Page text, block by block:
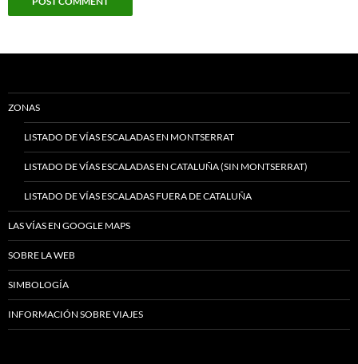
ZONAS
LISTADO DE VÍAS ESCALADAS EN MONTSERRAT
LISTADO DE VÍAS ESCALADAS EN CATALUÑA (SIN MONTSERRAT)
LISTADO DE VÍAS ESCALADAS FUERA DE CATALUÑA
LAS VÍAS EN GOOGLE MAPS
SOBRE LA WEB
SIMBOLOGÍA
INFORMACIÓN SOBRE VIAJES